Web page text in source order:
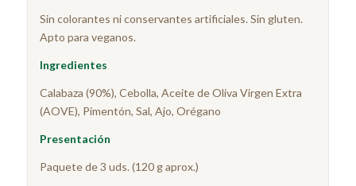
Sin colorantes ni conservantes artificiales. Sin gluten.
Apto para veganos.
Ingredientes
Calabaza (90%), Cebolla, Aceite de Oliva Virgen Extra
(AOVE), Pimentón, Sal, Ajo, Orégano
Presentación
Paquete de 3 uds. (120 g aprox.)